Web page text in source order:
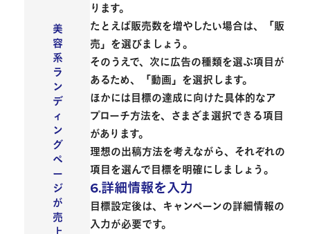
ります。
たとえば販売数を増やしたい場合は、「販
売」を選びましょう。
そのうえで、次に広告の種類を選ぶ項目が
あるため、「動画」を選択します。
ほかには目標の達成に向けた具体的なア
プローチ方法を、さまざま選択できる項目
があります。
理想の出稿方法を考えながら、それぞれの
項目を選んで目標を明確にしましょう。
6.詳細情報を入力
目標設定後は、キャンペーンの詳細情報の
入力が必要です。
WEBマーケティング
美
容
系
ラ
ン
デ
ィ
ン
グ
ペ
ー
ジ
が
売